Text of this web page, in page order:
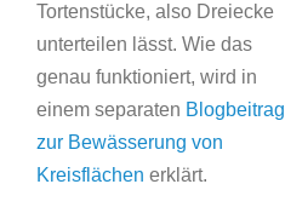
Tortenstücke, also Dreiecke
unterteilen lässt. Wie das
genau funktioniert, wird in
einem separaten Blogbeitrag
zur Bewässerung von
Kreisflächen erklärt.